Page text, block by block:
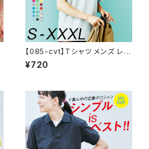
【085-cvt】Tシャツ メンズ レデ
ィース 半袖 5.6oz ヘビーウェ
イトTシャツ
¥720